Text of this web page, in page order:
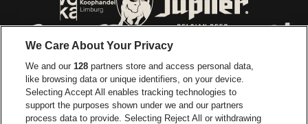
Ga naar de website van Voka Limburg
Ga naar de website van Coca-Cola
Ga naar de website van
Ga naar de
Ga naar de website van Champagne
Ga naar de website
We Care About Your Privacy
We and our128 partners store and access personal data,
like browsing data or unique identifiers, on your device.
Selecting Accept All enables tracking technologies to
support the purposes shown under we and our partners
process data to provide. Selecting Reject All or withdrawing